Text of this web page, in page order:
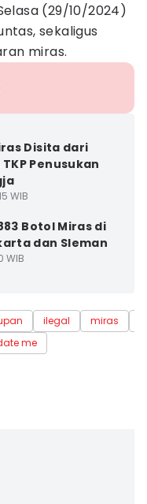
(29/10/2024)
sekaligus
miras.
Disita dari
Penusukan
WIB
Botol Miras di
dan Sleman
WIB
ilegal miras
me